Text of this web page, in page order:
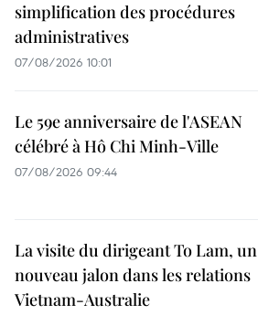
simplification des procédures
administratives
07/08/2026 10:01
Le 59e anniversaire de l'ASEAN
célébré à Hô Chi Minh-Ville
07/08/2026 09:44
La visite du dirigeant To Lam, un
nouveau jalon dans les relations
Vietnam-Australie